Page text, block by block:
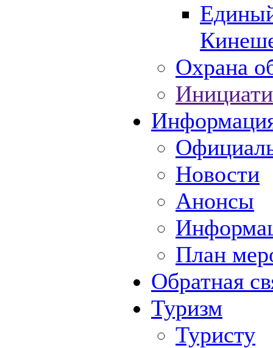
Охрана
Новости
Анонсы
План
Обратная
Туризм
Туристу